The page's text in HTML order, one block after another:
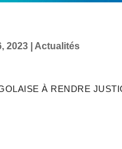
2023 Actualités
À RENDRE